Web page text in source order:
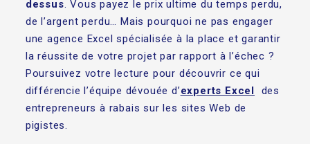
dessus. Vous payez le prix ultime du temps perdu,
de l’argent perdu… Mais pourquoi ne pas engager
une agence Excel spécialisée à la place et garantir
la réussite de votre projet par rapport à l’échec ?
Poursuivez votre lecture pour découvrir ce qui
différencie l’équipe dévouée d’experts Excel des
entrepreneurs à rabais sur les sites Web de
pigistes.